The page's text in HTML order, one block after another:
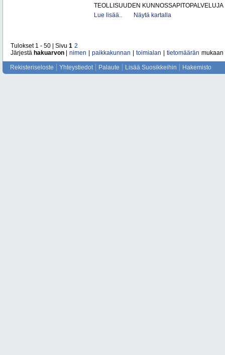
TEOLLISUUDEN KUNNOSSAPITOPALVELUJA
Lue lisää..
Näytä kartalla
Tulokset 1 - 50 | Sivu 1 2
Järjestä hakuarvon nimen paikkakunnan toimialan tietomäärän mukaan
Rekisteriseloste Yhteystiedot Palaute Lisää Suosikkeihin Hakemisto